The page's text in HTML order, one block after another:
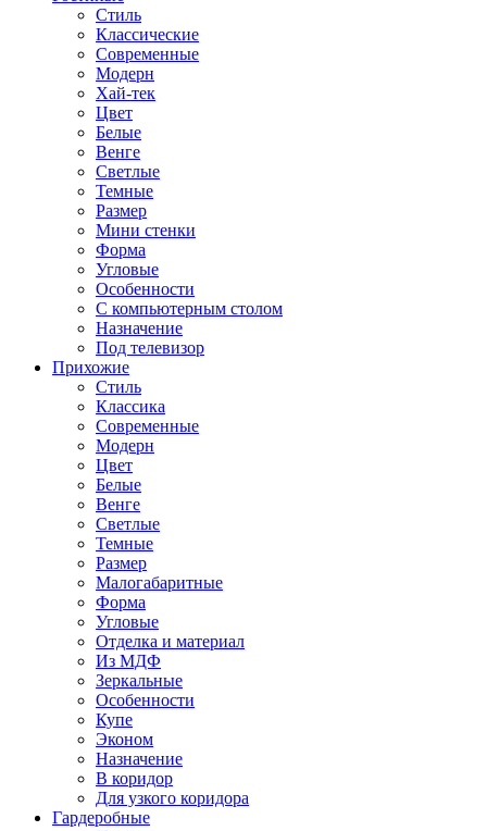
Стиль
Классические
Современные
Модерн
Хай-тек
Цвет
Белые
Венге
Светлые
Темные
Размер
Мини стенки
Форма
Угловые
Особенности
С компьютерным столом
Назначение
Под телевизор
Прихожие
Стиль
Классика
Современные
Модерн
Цвет
Белые
Венге
Светлые
Темные
Размер
Малогабаритные
Форма
Угловые
Отделка и материал
Из МДФ
Зеркальные
Особенности
Купе
Эконом
Назначение
В коридор
Для узкого коридора
Гардеробные